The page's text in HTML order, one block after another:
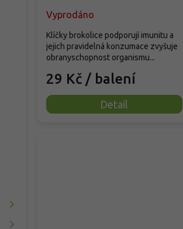
Vyprodáno
29 Kč / balení
Detail
Klíčky brokolice podporují imunitu a
jejich pravidelná konzumace zvyšuje
obranyschopnost organismu...